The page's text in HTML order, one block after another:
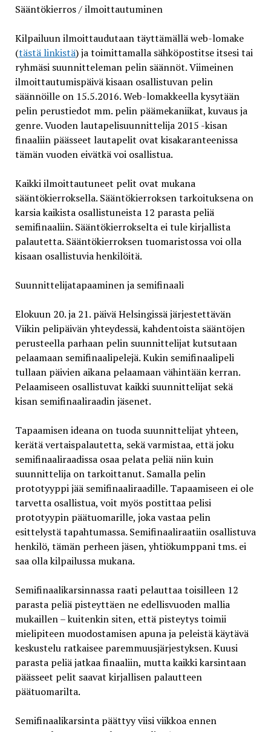
Sääntökierros / ilmoittautuminen
Kilpailuun ilmoittaudutaan täyttämällä web-lomake
(tästä linkistä) ja toimittamalla sähköpostitse itsesi tai
ryhmäsi suunnitteleman pelin säännöt. Viimeinen
ilmoittautumispäivä kisaan osallistuvan pelin
säännöille on 15.5.2016. Web-lomakkeella kysytään
pelin perustiedot mm. pelin päämekaniikat, kuvaus ja
genre. Vuoden lautapelisuunnittelija 2015 -kisan
finaaliin päässeet lautapelit ovat kisakaranteenissa
tämän vuoden eivätkä voi osallistua.
Kaikki ilmoittautuneet pelit ovat mukana
sääntökierroksella. Sääntökierroksen tarkoituksena on
karsia kaikista osallistuneista 12 parasta peliä
semifinaaliin. Sääntökierrokselta ei tule kirjallista
palautetta. Sääntökierroksen tuomaristossa voi olla
kisaan osallistuvia henkilöitä.
Suunnittelijatapaaminen ja semifinaali
Elokuun 20. ja 21. päivä Helsingissä järjestettävän
Viikin pelipäivän yhteydessä, kahdentoista sääntöjen
perusteella parhaan pelin suunnittelijat kutsutaan
pelaamaan semifinaalipelejä. Kukin semifinaalipeli
tullaan päivien aikana pelaamaan vähintään kerran.
Pelaamiseen osallistuvat kaikki suunnittelijat sekä
kisan semifinaaliraadin jäsenet.
Tapaamisen ideana on tuoda suunnittelijat yhteen,
kerätä vertaispalautetta, sekä varmistaa, että joku
semifinaaliraadissa osaa pelata peliä niin kuin
suunnittelija on tarkoittanut. Samalla pelin
prototyyppi jää semifinaaliraadille. Tapaamiseen ei ole
tarvetta osallistua, voit myös postittaa pelisi
prototyypin päätuomarille, joka vastaa pelin
esittelystä tapahtumassa. Semifinaaliraatiin osallistuva
henkilö, tämän perheen jäsen, yhtiökumppani tms. ei
saa olla kilpailussa mukana.
Semifinaalikarsinnassa raati pelauttaa toisilleen 12
parasta peliä pisteyttäen ne edellisvuoden mallia
mukaillen – kuitenkin siten, että pisteytys toimii
mielipiteen muodostamisen apuna ja peleistä käytävä
keskustelu ratkaisee paremmuusjärjestyksen. Kuusi
parasta peliä jatkaa finaaliin, mutta kaikki karsintaan
päässeet pelit saavat kirjallisen palautteen
päätuomarilta.
Semifinaalikarsinta päättyy viisi viikkoa ennen